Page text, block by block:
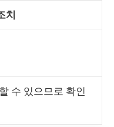
치
수 있으므로 확인